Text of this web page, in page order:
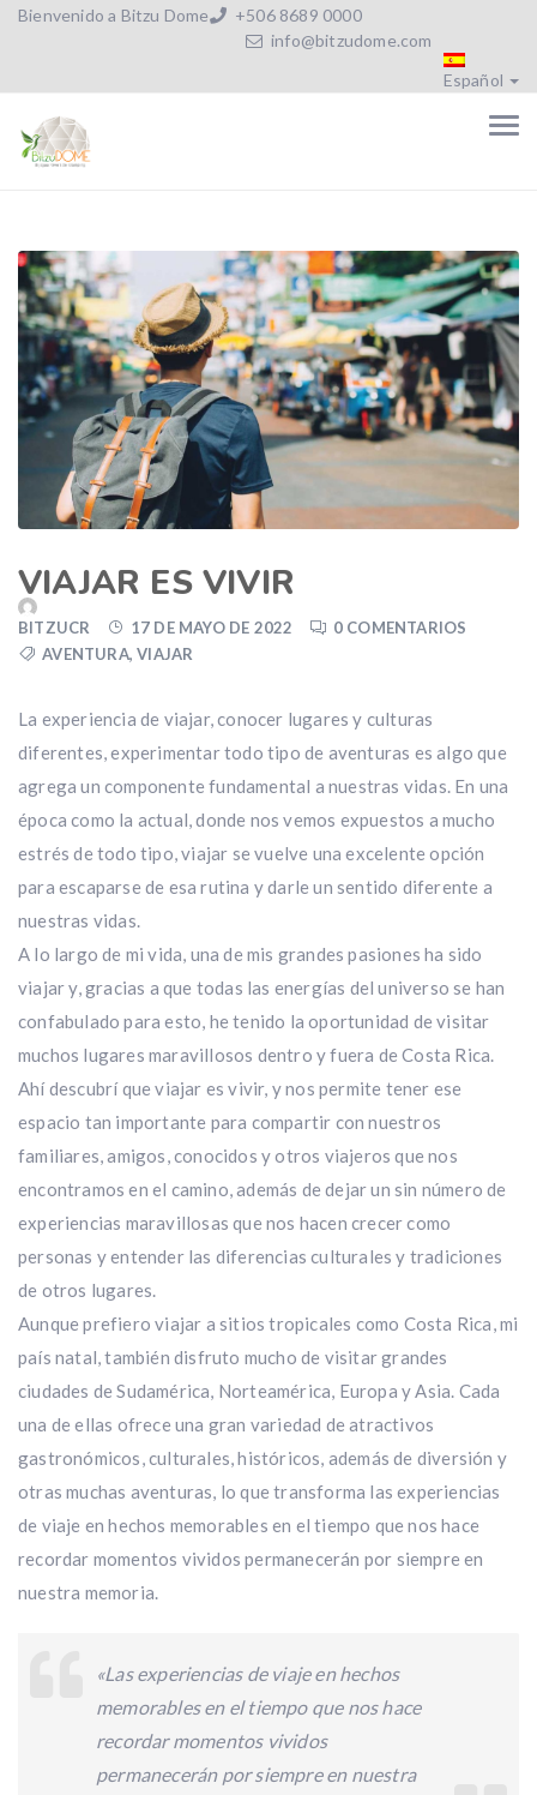
Bienvenido a Bitzu Dome
+506 8689 0000
info@bitzudome.com
Español
VIAJAR ES VIVIR
BITZUCR 17 DE MAYO DE 2022
0 COMENTARIOS
AVENTURA,VIAJAR
La experiencia de viajar, conocer lugares y culturas
diferentes, experimentar todo tipo de aventuras es algo que
agrega un componente fundamental a nuestras vidas. En una
época como la actual, donde nos vemos expuestos a mucho
estrés de todo tipo, viajar se vuelve una excelente opción
para escaparse de esa rutina y darle un sentido diferente a
nuestras vidas.
A lo largo de mi vida, una de mis grandes pasiones ha sido
viajar y, gracias a que todas las energías del universo se han
confabulado para esto, he tenido la oportunidad de visitar
muchos lugares maravillosos dentro y fuera de Costa Rica.
Ahí descubrí que viajar es vivir, y nos permite tener ese
espacio tan importante para compartir con nuestros
familiares, amigos, conocidos y otros viajeros que nos
encontramos en el camino, además de dejar un sin número de
experiencias maravillosas que nos hacen crecer como
personas y entender las diferencias culturales y tradiciones
de otros lugares.
Aunque prefiero viajar a sitios tropicales como Costa Rica, mi
país natal, también disfruto mucho de visitar grandes
ciudades de Sudamérica, Norteamérica, Europa y Asia. Cada
una de ellas ofrece una gran variedad de atractivos
gastronómicos, culturales, históricos, además de diversión y
otras muchas aventuras, lo que transforma las experiencias
de viaje en hechos memorables en el tiempo que nos hace
recordar momentos vividos permanecerán por siempre en
nuestra memoria.
«Las experiencias de viaje en hechos
memorables en el tiempo que nos hace
recordar momentos vividos
permanecerán por siempre en nuestra